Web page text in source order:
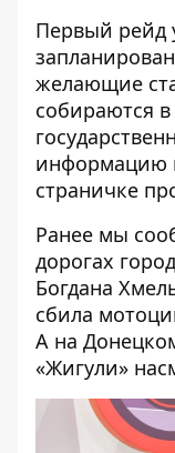
Первый рейд
желающие
собираются
информацию
страничке
Ранее мы
дорогах
Богдана
сбила
А на
«Жигули»